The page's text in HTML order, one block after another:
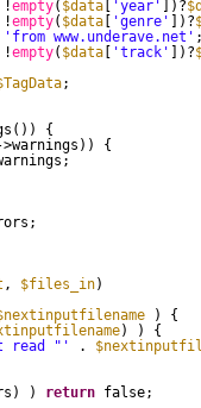
empty( $data 'year' ])?
empty( $data 'genre' ])?
'from www.underave.net'
empty( $data 'track' ])?
;
{
>warnings)) {
, $files_in)
) {
) ) {
read "' .
) return false;